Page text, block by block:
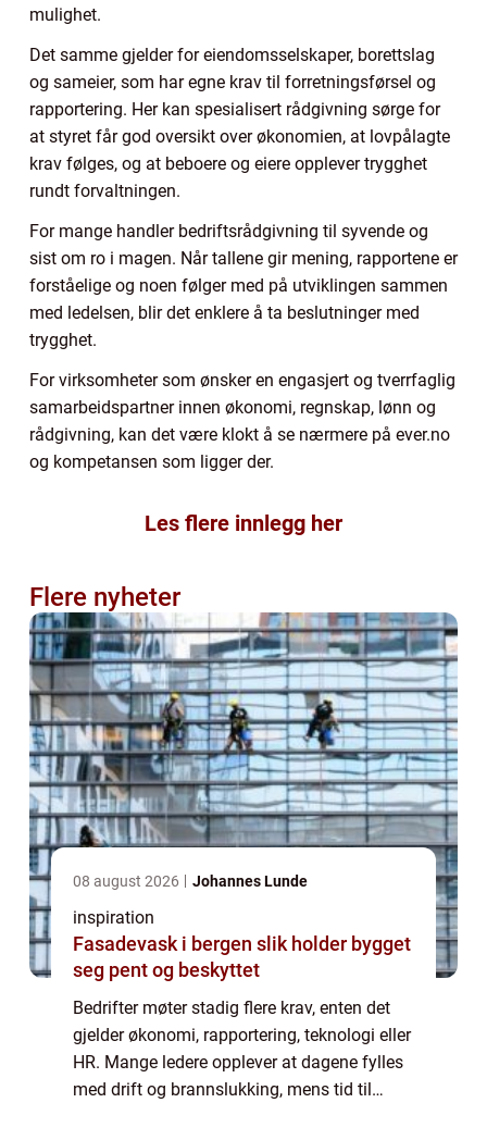
mulighet.
Det samme gjelder for eiendomsselskaper, borettslag
og sameier, som har egne krav til forretningsførsel og
rapportering. Her kan spesialisert rådgivning sørge for
at styret får god oversikt over økonomien, at lovpålagte
krav følges, og at beboere og eiere opplever trygghet
rundt forvaltningen.
For mange handler bedriftsrådgivning til syvende og
sist om ro i magen. Når tallene gir mening, rapportene er
forståelige og noen følger med på utviklingen sammen
med ledelsen, blir det enklere å ta beslutninger med
trygghet.
For virksomheter som ønsker en engasjert og tverrfaglig
samarbeidspartner innen økonomi, regnskap, lønn og
rådgivning, kan det være klokt å se nærmere på ever.no
og kompetansen som ligger der.
Les flere innlegg her
Flere nyheter
08 august 2026 Johannes Lunde
inspiration
Fasadevask i bergen slik holder bygget
seg pent og beskyttet
Bedrifter møter stadig flere krav, enten det
gjelder økonomi, rapportering, teknologi eller
HR. Mange ledere opplever at dagene fylles
med drift og brannslukking, mens tid til